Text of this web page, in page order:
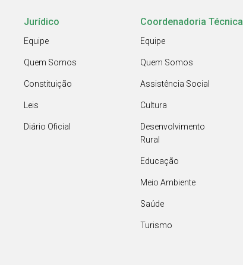
Jurídico
Equipe
Quem Somos
Constituição
Leis
Diário Oficial
Coordenadoria Técnica
Equipe
Quem Somos
Assistência Social
Cultura
Desenvolvimento
Rural
Educação
Meio Ambiente
Saúde
Turismo